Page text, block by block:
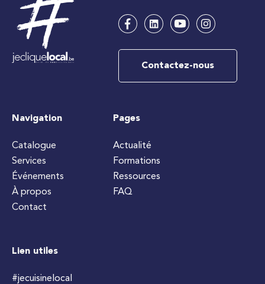
Contactez-nous
Navigation
Catalogue
Services
Événements
À propos
Contact
Pages
Actualité
Formations
Ressources
FAQ
Lien utiles
#jecuisinelocal